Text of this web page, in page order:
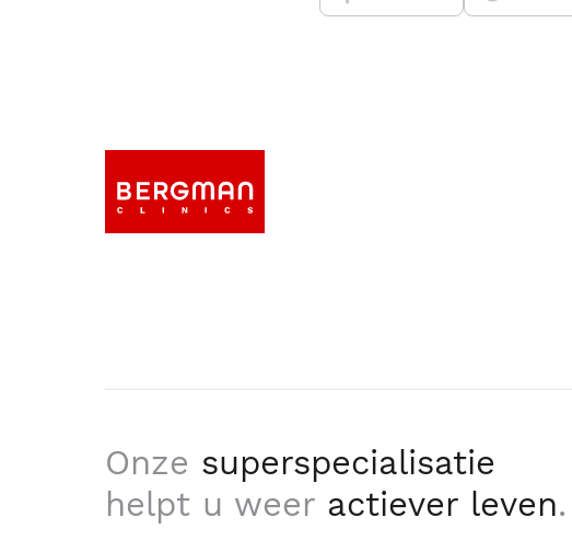
Onze superspecialisatie
helpt u weer actiever leven.